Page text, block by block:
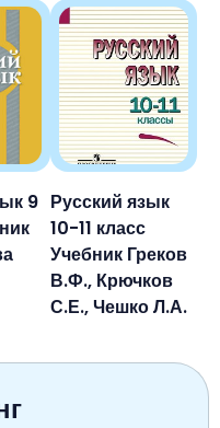
9 Русский язык
10-11 класс
Учебник Греков
В.Ф., Крючков
С.Е., Чешко Л.А.